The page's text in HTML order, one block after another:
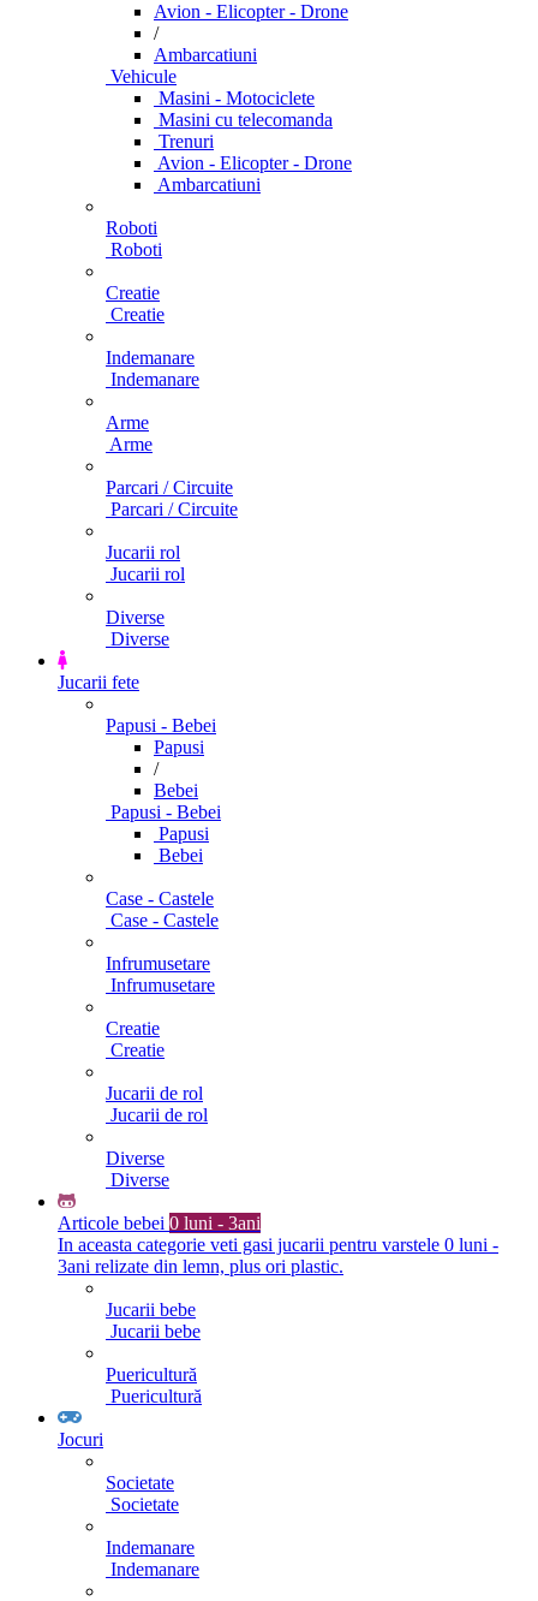
Avion - Elicopter - Drone
/
Ambarcatiuni
Vehicule
Masini - Motociclete
Masini cu telecomanda
Trenuri
Avion - Elicopter - Drone
Ambarcatiuni
Roboti
Roboti
Creatie
Creatie
Indemanare
Indemanare
Arme
Arme
Parcari / Circuite
Parcari / Circuite
Jucarii rol
Jucarii rol
Diverse
Diverse
Jucarii fete
Papusi - Bebei
Papusi
/
Bebei
Papusi - Bebei
Papusi
Bebei
Case - Castele
Case - Castele
Infrumusetare
Infrumusetare
Creatie
Creatie
Jucarii de rol
Jucarii de rol
Diverse
Diverse
Articole bebei 0 luni - 3ani
In aceasta categorie veti gasi jucarii pentru varstele 0 luni -
3ani relizate din lemn, plus ori plastic.
Jucarii bebe
Jucarii bebe
Puericultură
Puericultură
Jocuri
Societate
Societate
Indemanare
Indemanare